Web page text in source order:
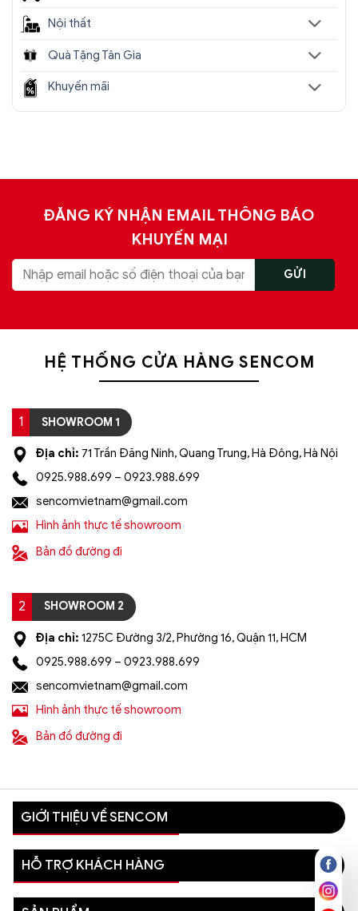
Nội thất
Quà Tặng Tân Gia
Khuyến mãi
ĐĂNG KÝ NHẬN EMAIL THÔNG BÁO
KHUYẾN MẠI
HỆ THỐNG CỬA HÀNG SENCOM
1 SHOWROOM 1
Địa chỉ: 71 Trần Đăng Ninh, Quang Trung, Hà Đông, Hà Nội
0925.988.699 – 0923.988.699
sencomvietnam@gmail.com
Hình ảnh thực tế showroom
Bản đồ đường đi
2 SHOWROOM 2
Địa chỉ: 1275C Đường 3/2, Phường 16, Quận 11, HCM
0925.988.699 – 0923.988.699
sencomvietnam@gmail.com
Hình ảnh thực tế showroom
Bản đồ đường đi
GIỚI THIỆU VỀ SENCOM
HỖ TRỢ KHÁCH HÀNG